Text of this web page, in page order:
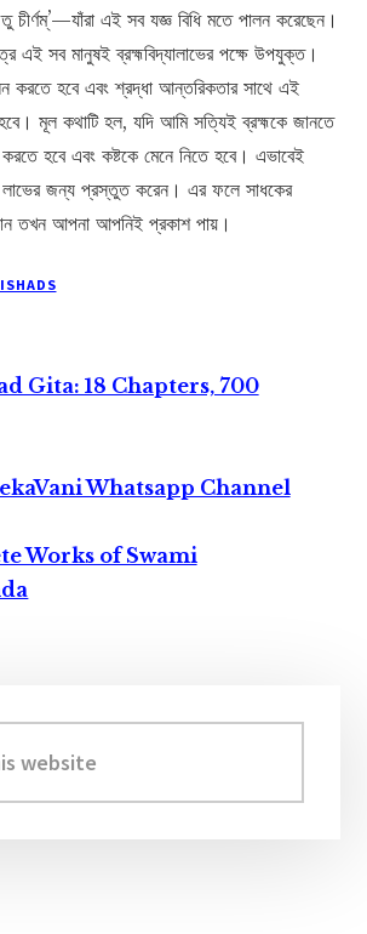
চীর্ণম্‌’—যাঁরা এই সব যজ্ঞ বিধি মতে পালন করেছেন।
এই সব মানুষই ব্রহ্মবিদ্যালাভের পক্ষে উপযুক্ত।
করতে হবে এবং শ্রদ্ধা আন্তরিকতার সাথে এই
মূল কথাটি হল, যদি আমি সত্যিই ব্রহ্মকে জানতে
হবে এবং কষ্টকে মেনে নিতে হবে। এভাবেই
লাভের জন্য প্রস্তুত করেন। এর ফলে সাধকের
তখন আপনা আপনিই প্রকাশ পায়।
Gita: 18 Chapters, 700
Whatsapp Channel
Works of Swami